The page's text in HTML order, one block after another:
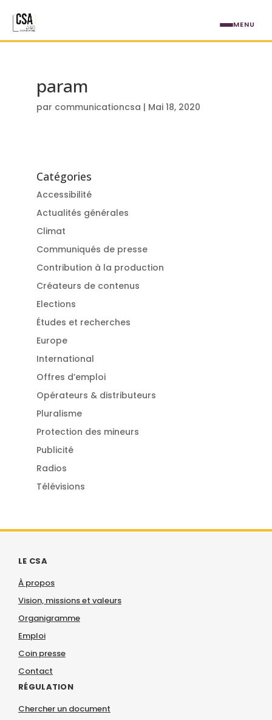
param
par communicationcsa | Mai 18, 2020
Catégories
Accessibilité
Actualités générales
Climat
Communiqués de presse
Contribution à la production
Créateurs de contenus
Elections
Études et recherches
Europe
International
Offres d’emploi
Opérateurs & distributeurs
Pluralisme
Protection des mineurs
Publicité
Radios
Télévisions
LE CSA
À propos
Vision, missions et valeurs
Organigramme
Emploi
Coin presse
Contact
RÉGULATION
Chercher un document
MENU